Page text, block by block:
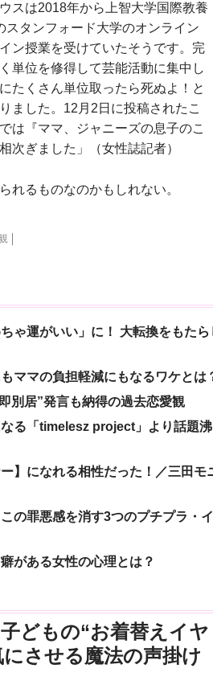
スは2018年から上智大学国際教養
タンフォード大学のオンライン
ン授業を受けていたそうです。完
単位を修得して芸能活動に集中し
たくさん単位取ったら死ぬよ！と
ました。12月2日に投稿されたこ
は『ママ、ジャニーズの息子のこ
次ぎました」（女性誌記者）
るものなのかもしれない。
ゃ運がいい」に！ 大転換をもたら
ママの負担軽減にもなるワケとは
別居”発言も納得の過去恋愛観
る「timelesz project」より話題沸
】になれる相性だった！／三田モ
の罪悪感を消す3つのプチプラ・イ
がある女性の心理とは？
どもの“お着替えイヤ
させる魔法の声掛け